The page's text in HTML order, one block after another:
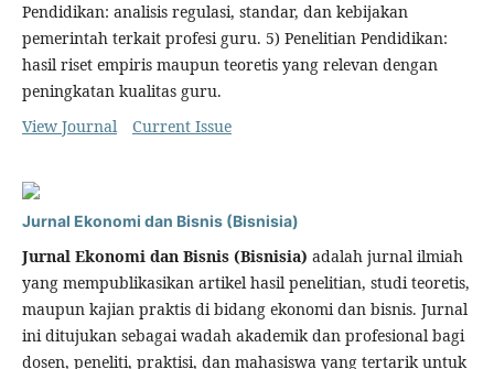
Pendidikan: analisis regulasi, standar, dan kebijakan
pemerintah terkait profesi guru. 5) Penelitian Pendidikan:
hasil riset empiris maupun teoretis yang relevan dengan
peningkatan kualitas guru.
View Journal
Current Issue
Jurnal Ekonomi dan Bisnis (Bisnisia)
Jurnal Ekonomi dan Bisnis (Bisnisia) adalah jurnal ilmiah
yang mempublikasikan artikel hasil penelitian, studi teoretis,
maupun kajian praktis di bidang ekonomi dan bisnis. Jurnal
ini ditujukan sebagai wadah akademik dan profesional bagi
dosen, peneliti, praktisi, dan mahasiswa yang tertarik untuk